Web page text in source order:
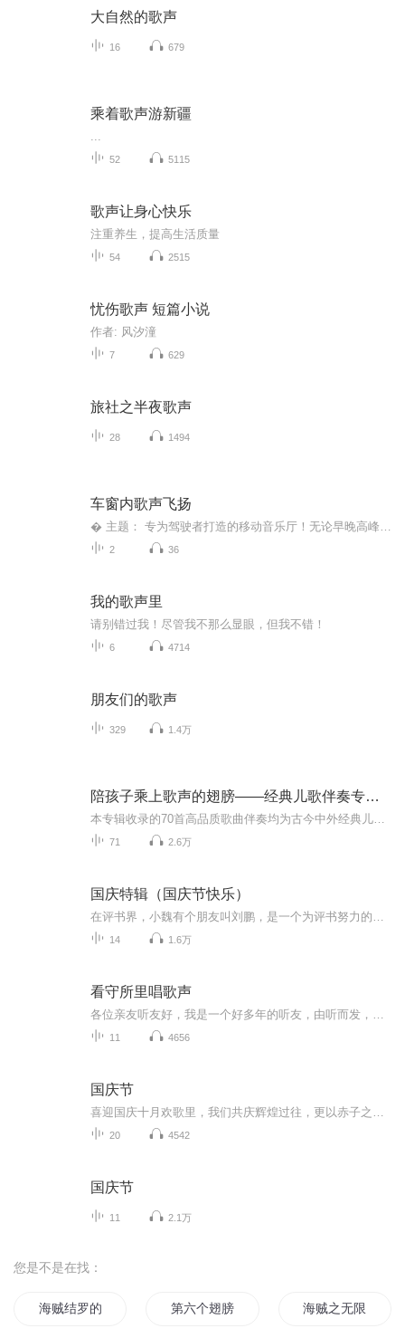
大自然的歌声
16 679
乘着歌声游新疆
52 5115
歌声让身心快乐
注重养生，提高生活质量
54 2515
忧伤歌声 短篇小说
作者: 风汐潼
7 629
旅社之半夜歌声
28 1494
车窗内歌声飞扬
2 36
我的歌声里
请别错过我！尽管我不那么显眼，但我不错！
6 4714
朋友们的歌声
329 1.4万
陪孩子乘上歌声的翅膀——经典儿歌伴奏专辑（预备级）
71 2.6万
国庆特辑（国庆节快乐）
14 1.6万
看守所里唱歌声
11 4656
国庆节
20 4542
国庆节
11 2.1万
您是不是在找：
海贼结罗的翅膀 第六个翅膀 海贼之无限翅膀